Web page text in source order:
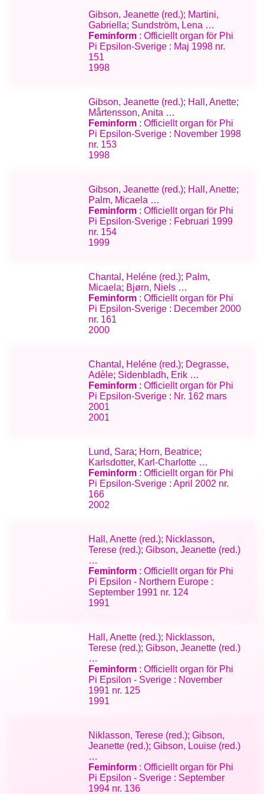
Gibson, Jeanette (red.); Martini,
Gabriella; Sundström, Lena …
Feminform : Officiellt organ för Phi
Pi Epsilon-Sverige : Maj 1998 nr.
151
1998
Gibson, Jeanette (red.); Hall, Anette;
Mårtensson, Anita …
Feminform : Officiellt organ för Phi
Pi Epsilon-Sverige : November 1998
nr. 153
1998
Gibson, Jeanette (red.); Hall, Anette;
Palm, Micaela …
Feminform : Officiellt organ för Phi
Pi Epsilon-Sverige : Februari 1999
nr. 154
1999
Chantal, Heléne (red.); Palm,
Micaela; Bjørn, Niels …
Feminform : Officiellt organ för Phi
Pi Epsilon-Sverige : December 2000
nr. 161
2000
Chantal, Heléne (red.); Degrasse,
Adèle; Sidenbladh, Erik …
Feminform : Officiellt organ för Phi
Pi Epsilon-Sverige : Nr. 162 mars
2001
2001
Lund, Sara; Horn, Beatrice;
Karlsdotter, Karl-Charlotte …
Feminform : Officiellt organ för Phi
Pi Epsilon-Sverige : April 2002 nr.
166
2002
Hall, Anette (red.); Nicklasson,
Terese (red.); Gibson, Jeanette (red.)
…
Feminform : Officiellt organ för Phi
Pi Epsilon - Northern Europe :
September 1991 nr. 124
1991
Hall, Anette (red.); Nicklasson,
Terese (red.); Gibson, Jeanette (red.)
…
Feminform : Officiellt organ för Phi
Pi Epsilon - Sverige : November
1991 nr. 125
1991
Niklasson, Terese (red.); Gibson,
Jeanette (red.); Gibson, Louise (red.)
…
Feminform : Officiellt organ för Phi
Pi Epsilon - Sverige : September
1994 nr. 136